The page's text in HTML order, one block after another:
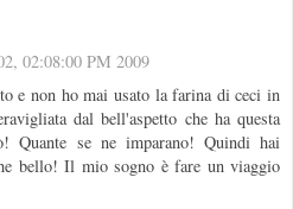
02:08:00 PM 2009
e non ho mai usato la farina di ceci in
dal bell'aspetto che ha questa
Quante se ne imparano! Quindi hai
bello! Il mio sogno è fare un viaggio